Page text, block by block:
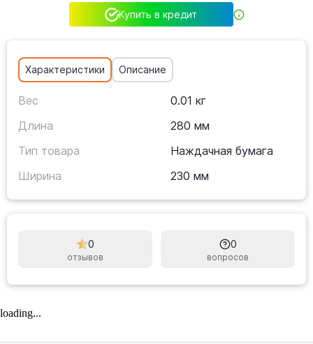
Купить в кредит
Характеристики Описание
Вес
0.01 кг
Длина
280 мм
Тип товара
Наждачная бумага
Ширина
230 мм
0
отзывов
0
вопросов
loading...